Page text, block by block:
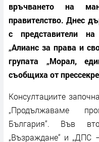
връчването на
правителство. Днес
с представители
„Алианс за права и
групата „Морал,
съобщиха от
Консултациите
„Продължаваме
България“. Във
„Възраждане“ и